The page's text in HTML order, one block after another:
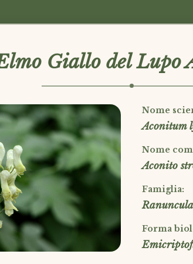
Giallo del Lupo
Nome
Aconitum
Nome
Aconito
Famiglia:
Forma